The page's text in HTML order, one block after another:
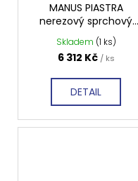
MANUS PIASTRA
nerezový sprchový
kanálek 1050x112x55
mm, GMP96
Skladem (1 ks)
6 312 Kč / ks
DETAIL